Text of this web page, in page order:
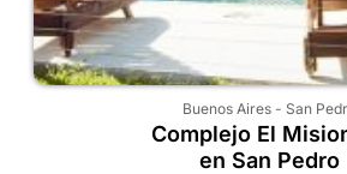
Buenos Aires- San
Complejo El
en San Pedro